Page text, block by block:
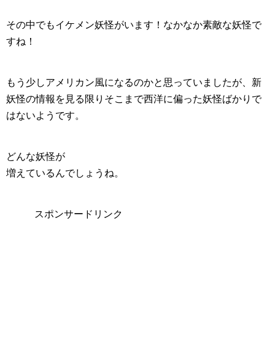
その中でもイケメン妖怪がいます！なかなか素敵な妖怪で
すね！
もう少しアメリカン風になるのかと思っていましたが、新
妖怪の情報を見る限りそこまで西洋に偏った妖怪ばかりで
はないようです。
どんな妖怪が
増えているんでしょうね。
スポンサードリンク